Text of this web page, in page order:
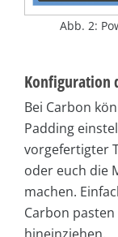
Abb. 2:
Konfiguration
Bei Carbon
Padding
vorgefertigter
oder euch die
machen.
Carbon